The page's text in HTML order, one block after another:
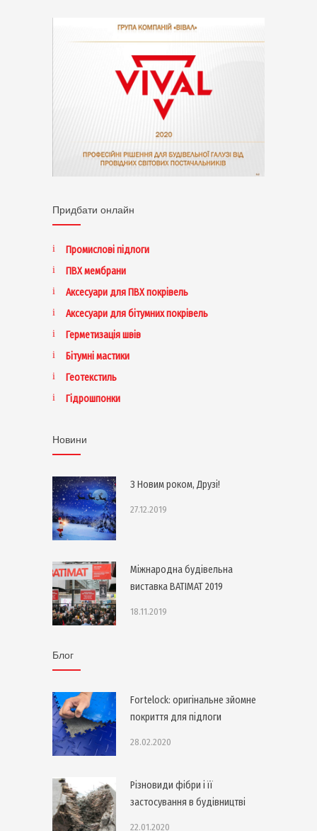
Придбати онлайн
Промислові підлоги
ПВХ мембрани
Аксесуари для ПВХ покрівель
Аксесуари для бітумних покрівель
Герметизація швів
Бітумні мастики
Геотекстиль
Гідрошпонки
Новини
З Новим роком, Друзі!
27.12.2019
Міжнародна будівельна
виставка BATIMAT 2019
18.11.2019
Блог
Fortelock: оригінальне зйомне
покриття для підлоги
28.02.2020
Різновиди фібри і її
застосування в будівництві
22.01.2020